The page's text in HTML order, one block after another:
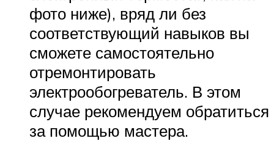
фото ниже), вряд ли без
соответствующий навыков вы
сможете самостоятельно
отремонтировать
электрообогреватель. В этом
случае рекомендуем обратиться
за помощью мастера.